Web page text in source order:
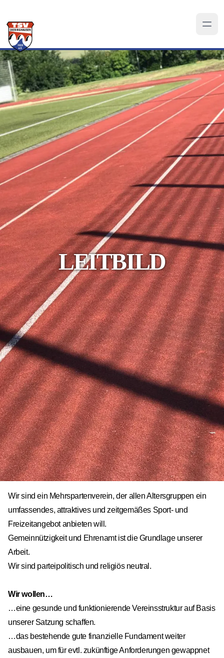
LEITBILD
Wir sind ein Mehrspartenverein, der allen Altersgruppen ein
umfassendes, attraktives und zeitgemäßes Sport- und
Freizeitangebot anbieten will.
Gemeinnützigkeit und Ehrenamt ist die Grundlage unserer
Arbeit.
Wir sind parteipolitisch und religiös neutral.
Wir wollen…
…eine gesunde und funktionierende Vereinsstruktur auf Basis
unserer Satzung schaffen.
…das bestehende gute finanzielle Fundament weiter
ausbauen, um für evtl. zukünftige Anforderungen gewappnet